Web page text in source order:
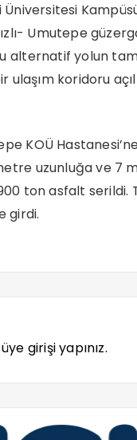
Umutepe
alternatif yolun
koridoru
KOÜ
uzunluğa ve 7
ton asfalt serildi.
girdi.
girişi yapınız.